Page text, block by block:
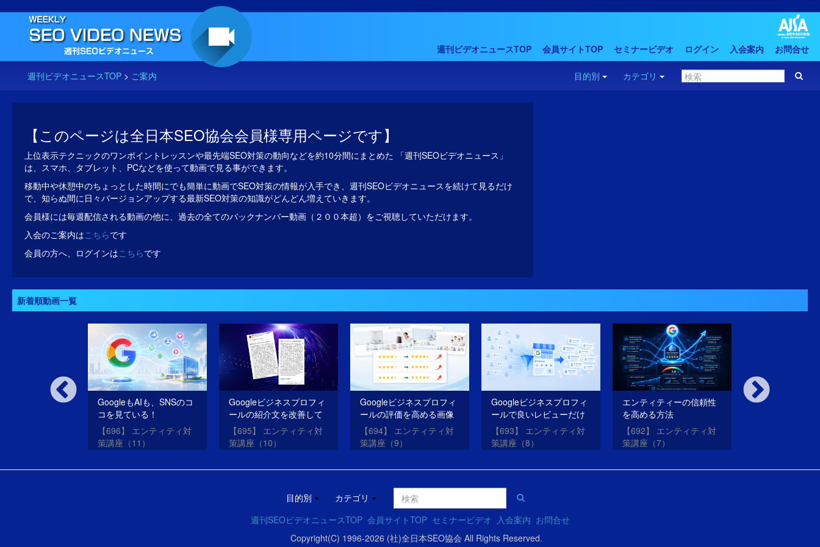
週刊ビデオニュースTOP 会員サイトTOP セミナービデオ ログイン 入会案内 お問合せ
週刊ビデオニュースTOP > ご案内 目的別 カテゴリ
【このページは全日本SEO協会会員様専用ページです】
上位表示テクニックのワンポイントレッスンや最先端SEO対策の動向などを約10分間にまとめた 「週刊SEOビデオニュース」
は、スマホ、タブレット、PCなどを使って動画で見る事ができます。
移動中や休憩中のちょっとした時間にでも簡単に動画でSEO対策の情報が入手でき、週刊SEOビデオニュースを続けて見るだけ
で、知らぬ間に日々バージョンアップする最新SEO対策の知識がどんどん増えていきます。
会員様には毎週配信される動画の他に、過去の全てのバックナンバー動画（２００本超）をご視聴していただけます。
入会のご案内はこちらです
会員の方へ、ログインはこちらです
新着順動画一覧
SEOだけのサ
GoogleもAIも、SNSのコ
コを見ている！
【696】 エンティティ対
策講座（11）
Googleビジネスプロフィ
ールの紹介文を改善して
SEO・MEO・AIOを成功
させる方法
【695】 エンティティ対
策講座（10）
Googleビジネスプロフィ
ールの評価を高める画像
を投稿する方法
【694】 エンティティ対
策講座（9）
Googleビジネスプロフィ
ールで良いレビューだけ
を獲得する方法
【693】 エンティティ対
策講座（8）
エンティティーの信頼性
を高める方法
【692】 エンティティ対
策講座（7）
内部対策も外部
目的別
カテゴリ
週刊SEOビデオニュースTOP 会員サイトTOP セミナービデオ 入会案内 お問合せ
Copyright(C) 1996-2026 (社)全日本SEO協会 All Rights Reserved.